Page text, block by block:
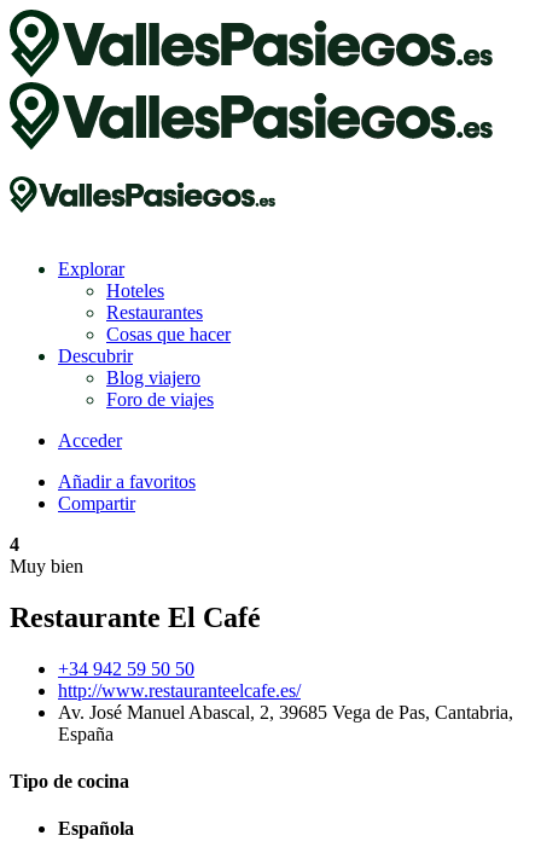
Explorar
Hoteles
Restaurantes
Cosas que hacer
Descubrir
Blog viajero
Foro de viajes
Acceder
Añadir a favoritos
Compartir
4
Muy bien
Restaurante El Café
+34 942 59 50 50
http://www.restauranteelcafe.es/
Av. José Manuel Abascal, 2, 39685 Vega de Pas, Cantabria,
España
Tipo de cocina
Española